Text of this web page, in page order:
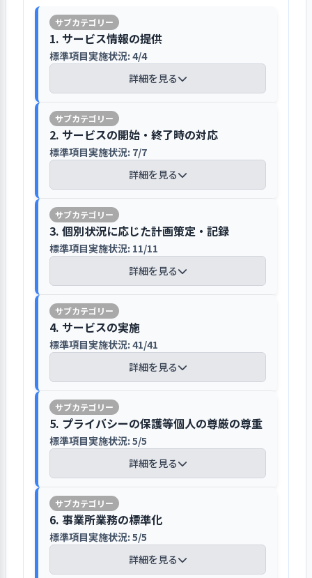
などの委員による施設の評価･検証を毎
年おこない、その結果をホームページ
で公開するなど、区民に開かれた施設
づくりに取り組んでいる。
幹部会議や老健運営会議にて、部門ごと
の取り組み状況や課題について議論して
いる
運営上の問題や懸案事項は看護介護ケ
ア委員会や感染症予防対策委員会など
各委員会で検討し、老健運営会議への
報告・協議を経て、幹部会議に付して
いる。幹部会議には、管理者（病院
長）・副管理者・施設長・副院長・看
護介護部長・医療技術部長・事務部次
裁しているほか、経営状況について確
認し、目標達成状況についての共通認
識を持つようにしている。各段階で
様々な視点から検討したうえで決裁し
ており、決裁後には老健運営会議や各
る。
1. 事業所が目指していることの実現に向け
標準項目実施状況: 7/7
詳細を見る
まえて「在宅強化型」の施設基準指標
の点数維持、稼働率の維持向上を目標
に掲げている。毎月の事業推進会議で
進捗状況を確認し、目標達成に向けた
取り組みを検討・実施している。2021
年度の介護報酬改定に基づき、委員会
の再編及び指針の策定作業を実施し、
法令改正にも計画的に対応している。
事業運営状況は、施設内の各会議に加え
している
毎月実施する全体朝礼や事業推進会
議、老健運営会議で、施設長及び各部
門長が部門ごとの取り組み状況や課題
について説明し、議論している。年度
末には「活動発表会」を開催して各部
署や委員会での取り組みについて発表
し、優れた取り組みは表彰してモチベ
ーション向上を図っている。運営の透
明性及び区民に対する説明責任を確保
するために設置された「台東病院等運
営協議会」において、機能や役割を適
切に果たしているかといった視点に加
えて、事業計画及び事業運営の達成状況
を客観的に評価・検証している。
1. 事業所を取り巻く環境について情報を把
握・検討し、課題を抽出している
標準項目実施状況: 6/6
苦情相談窓口や苦情処理体制を契約書
に記載しており、利用開始時に利用
者・家族に説明している。「苦情・意
見対応マニュアル」を作成し、「円滑
かつ迅速に苦情処理をおこなうための
処理体制・手順」を定めており、苦情
があった際は、該当部署において事実
確認・内容の整理・改善案の検討をお
こない、部単位では解決不能と判断し
た場合には、老健運営会議へ報告・協
回答している。苦情は、医療介護サー
ビスの質の向上につながるきっかけで
あり、より強固な信頼関係を築くこと
ができる機会と位置づけている。
認知症カフェや病院祭を開催し、地域へ
の架け橋となる開かれた施設を目指して
いる
台東区や居宅介護支援事業所、地域包
地域のイベントに医師・看護師を派遣
しているほか、「認知症カフェ」を施
設内で隔月開催していた（5類移行後は
協働する地域包括支援センターで開催
中）。併設の台東病院と合同で、地域
催している。病院祭を「あなたの未来
の健康を知って人生をより良くするた
めの」お祭りと位置付け、在宅ケアの
相談ブースやリハビリ体験コーナーの
ほか、外国人職員によるアジア交流ブ
防災訓練も実施している。
医療安全マニュアルの策定や事故対策予
防委員会の設置により、事故防止を徹底
医療安全マニュアルを策定し職員に周
知徹底しているほか、安全対策に関す
る方針を施設内に掲示し、利用者及び
関係機関に周知している。職員研修
「ＫＹＴ（危険予知トレーニング）～
り、事故対策予防委員会が作成した動
画を見ながら、リスクに気づくことの
重要性を認識するとともに、事故に結
び付くリスクに対して、どのような対
応策が考えられるかを検討する機会を
設けている。新型コロナウイルス感染
症対策会議を毎週開催し、速やかに対
応策を講じて感染拡大防止を徹底して
いる。
対策を講じて一元的に情報を管理してい
る
病院・老健共通のシステム管理者を置
き、セキュリティ対策を講じつつ一元的
に情報を管理しており、問題点があれ
ば月に１回開催している情報管理委員
会で共有している。全職員を対象とし
た個人情報保護法に関する研修会を各
年度１回実施している。利用者に関す
も進めている。さらに、介護職員の人
材確保に困難が伴う中、当施設で受け
入れた実習生について受入現場と連携
し採用につなげるなどの取り組みによ
り、今年度は新卒8名の介護士の採用を
職種別にキャリアラダーを提示し、計画
的な人材育成・キャリアアップに取り組
全職員を対象に、法人本部による業績
評価制度を運用し、適切な人事考課及
び目標管理を実施している。プリセプ
ター制度による新人教育やキャリア段
位制度によるアセッサー研修をおこな
い、教育体制の充実を図っている。看
護・介護など職種別にキャリアラダー
を提示し、必要な研修の受講と連動さ
せるほか、評価表に基づいた適切な技
術評価がおこなわれるよう取り組んでい
る。介護士を対象に、喀痰吸引等研修
践者研修、ｅラーニングによる研修を
実施しており、質の高い看護・介護の
実践を目指している。
組織力の向上を目的として、職員の気づ
きや取り組みを共有し議論する機会を設
けている
職員の気づきを事例検討ワークシート
に記入し、多職種によるカンファレン
る（その１）
【前年度の重要課題に対する組織的な活
動（評価機関によるまとめ）】
前年度の重要課題として、「稼働率の回
復とともに、施設基準の指標に基づいた
成果に向けて取り組みをおこなう」を設
定した。課題設定の背景として、2018年
度の介護報酬改定により、新たに「施設
基準の指標」が設けられ、老健としての
が施設基準算定及び介護報酬加算に反映
されるようになったことが挙げられる。
その結果、令和2年10月には施設基準の指
標70点を安定して確保しつつ稼働率が
93％前後で推移するなど、安定した運営
の影響などにより、稼働率が低下し施設
基準の指標が70点に満たない状況が生じ
た。上記重要課題達成のための取り組み
としては、新型コロナの流行下において
も、緊急ショートステイや重度の要介護
者の受入れを積極的におこなうととも
に、引き続き看取りケアも提供すること
とした。また、施設基準の指標について
の取り組みとしては、厚生労働省の通知
に基づき、新たに設けられた各種要件を
クリアし、施設基準の指標の維持に努め
ることとした。
【評語】
具体的な目標を設定し、その達成に
1. サービス情報の提供
標準項目実施状況: 4/4
詳細を見る
【講評】
広報委員がSNSを使って、行事やイベン
トなどについて情報発信している
ホームページやSNS、パンフレット、
「総合案内」などを使って施設の情報
を発信している。SNSでは広報委員が
行事やイベントの様子を伝えている。
その際、基本的に利用者の顔が写って
いない後ろ姿の写真などを載せてい
る。「総合案内」では、入所・短期入
所・通所のカテゴリーに分類し、それ
ぞれのサービスに関して、利用開始ま
での流れや職員体制、機能訓練、退所
支援などについて紹介している。大き
齢の方でも理解しやすい内容となるよ
う工夫している。パンフレットは併設
事業所と合同で作成している。
居宅介護支援事業所へ空き情報につい
ショートステイに関しては利用者個々
の担当ケアマネジャーに毎月サービス
提供実績票を送信している。また、訪
問やファックス送信などを通して空き
2. サービスの開始・終了時の対応
標準項目実施状況: 7/7
詳細を見る
【講評】
週1回入所判定会議をおこない、入所決
定後、契約手続きをおこなっている
週1回入所判定会議を開催し、多職種で
入所決定及び入所後の支援について検
討している。入所決定後、入所前か入
所当日に契約手続きをおこなってい
る。その際は、家族や後見人、生活保
護受給者の場合にはケースワーカーな
どが同席している。独居の方の場合も
離れて暮らす家族の同席をお願いし、
契約書、重要事項説明書、各種同意書
について説明し、同意を得ている。夜
間も含めた医療体制についても説明し
の安心につながっている。家族からの
入所時に必要な持ち物等に関する質問
にも丁寧な対応を心がけている。
入所時に多職種が集まり、サービス担
3. 個別状況に応じた計画策定・記録
標準項目実施状況: 11/11
詳細を見る
【講評】
利用者の保有する能力などを把握し、
課題・ニーズに合わせた計画を策定し
ている
支援相談員を中心に入所希望者にはイ
ンテーク面談を実施し、ニーズや課題
のほか、保有する能力、発揮しうる能
力、想定されるリスク、生活歴、趣
味・嗜好などについてケアマネジメン
トツール『R4システム』で記録してい
る。また、本人や家族それぞれのサー
ビス利用の目的及び目標も記載してい
る。さらに、各専門職は入所時及び入
所後に随時、本人や家族等へ追加の情
4. サービスの実施
標準項目実施状況: 41/41
詳細を見る
1．施設サービス計画に基づいて自立生活が
営めるよう支援している
施設サービス計画に基づいて支
援を行っている
利用者の特性に応じて、コミュ
ニケーションのとり方を工夫してい
5. プライバシーの保護等個人の尊厳の尊重
標準項目実施状況: 5/5
詳細を見る
【講評】
契約時に「個人情報同意書」を使っ
て、その取り扱いについて利用者家族
6. 事業所業務の標準化
標準項目実施状況: 5/5
詳細を見る